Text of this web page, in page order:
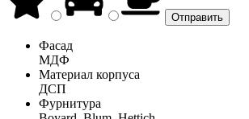
Фасад
МДФ
Материал корпуса
ДСП
Фурнитура